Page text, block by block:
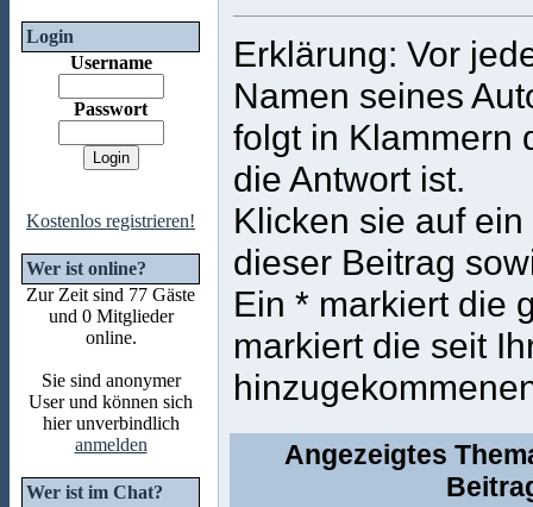
Login
Username
Passwort
Kostenlos registrieren!
Wer ist online?
Zur Zeit sind 77 Gäste
und 0 Mitglieder
online.
Sie sind anonymer
User und können sich
hier unverbindlich
anmelden
Wer ist im Chat?
Erklärung: Vor
Namen seines
folgt in Klammern
die Antwort ist.
Klicken sie auf
dieser Beitrag
Ein * markiert die
markiert die seit
Angezeigtes